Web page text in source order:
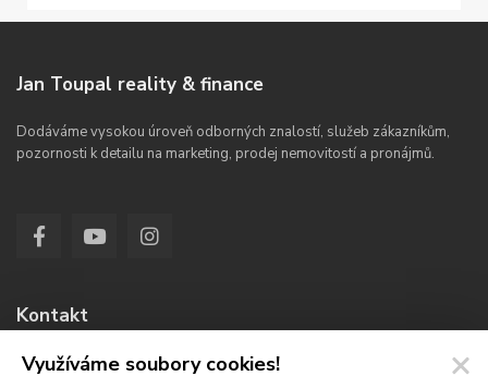
Jan Toupal reality & finance
Dodáváme vysokou úroveň odborných znalostí, služeb zákazníkům,
pozornosti k detailu na marketing, prodej nemovitostí a pronájmů.
Kontakt
Jana Koziny 336/4a, Hradec Králové 50003
Využíváme soubory cookies!